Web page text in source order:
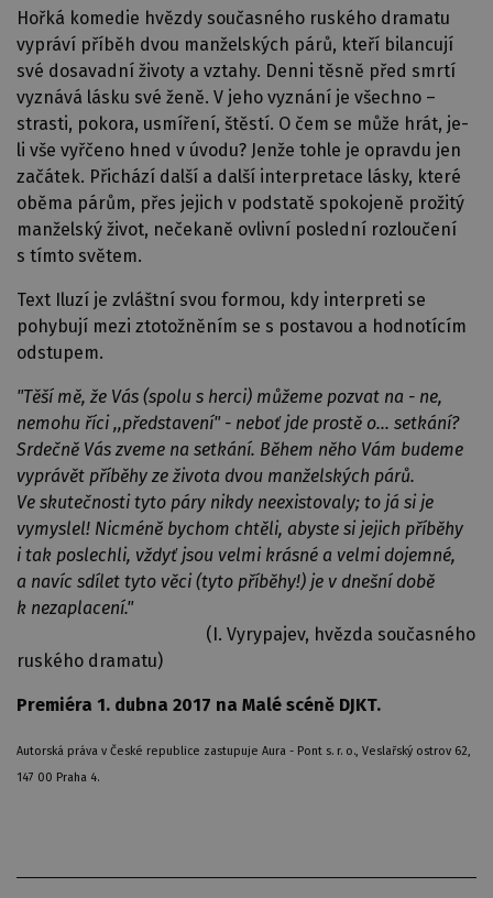
Hořká komedie hvězdy současného ruského dramatu
vypráví příběh dvou manželských párů, kteří bilancují
své dosavadní životy a vztahy. Denni těsně před smrtí
vyznává lásku své ženě. V jeho vyznání je všechno –
strasti, pokora, usmíření, štěstí. O čem se může hrát, je-
li vše vyřčeno hned v úvodu? Jenže tohle je opravdu jen
začátek. Přichází další a další interpretace lásky, které
oběma párům, přes jejich v podstatě spokojeně prožitý
manželský život, nečekaně ovlivní poslední rozloučení
s tímto světem.
Text Iluzí je zvláštní svou formou, kdy interpreti se
pohybují mezi ztotožněním se s postavou a hodnotícím
odstupem.
"Těší mě, že Vás (spolu s herci) můžeme pozvat na - ne,
nemohu říci ,,představení" - neboť jde prostě o... setkání?
Srdečně Vás zveme na setkání. Během něho Vám budeme
vyprávět příběhy ze života dvou manželských párů.
Ve skutečnosti tyto páry nikdy neexistovaly; to já si je
vymyslel! Nicméně bychom chtěli, abyste si jejich příběhy
i tak poslechli, vždyť jsou velmi krásné a velmi dojemné,
a navíc sdílet tyto věci (tyto příběhy!) je v dnešní době
k nezaplacení."
(I. Vyrypajev, hvězda současného
ruského dramatu)
Premiéra 1. dubna 2017 na Malé scéně DJKT.
Autorská práva v České republice zastupuje Aura - Pont s. r. o., Veslařský ostrov 62,
147 00 Praha 4.